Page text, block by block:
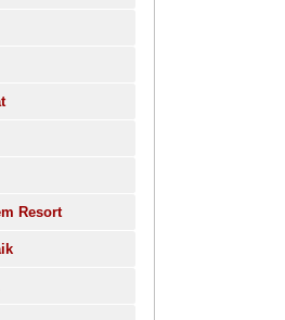
Resort